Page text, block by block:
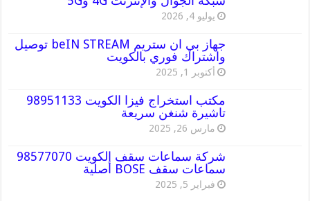
يوليو 4, 2026
جهاز بي ان ستريم beIN STREAM توصيل
واشتراك فوري بالكويت
أكتوبر 1, 2025
مكتب استخراج فيزا الكويت 98951133
تاشيرة شنغن سريعة
مارس 26, 2025
شركة سماعات سقف الكويت 98577070
سماعات سقف BOSE أصلية
فبراير 5, 2025